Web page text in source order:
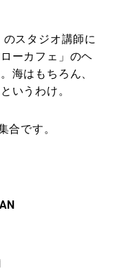
スタジオ講師に
ーカフェ」のヘ
海はもちろん、
いうわけ。
合です。